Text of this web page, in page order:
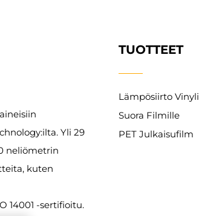
Yli 29
neliömetrin
kuten
14001 -sertifioitu.
TUOTTEET
Lämpösiirto Vinyli
Suora Filmille
PET Julkaisufilm